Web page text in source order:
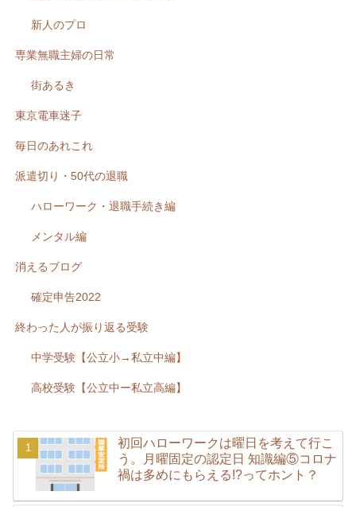
新人のプロ
専業無職主婦の日常
街あるき
東京電車迷子
毎日のあれこれ
派遣切り・50代の退職
ハローワーク・退職手続き編
メンタル編
消えるブログ
確定申告2022
終わった人が振り返る受験
中学受験【公立小→私立中編】
高校受験【公立中ー私立高編】
初回ハローワークは曜日を考えて行こ
う。月曜固定の認定日 知識編⑤コロナ
禍は多めにもらえる!?ってホント？